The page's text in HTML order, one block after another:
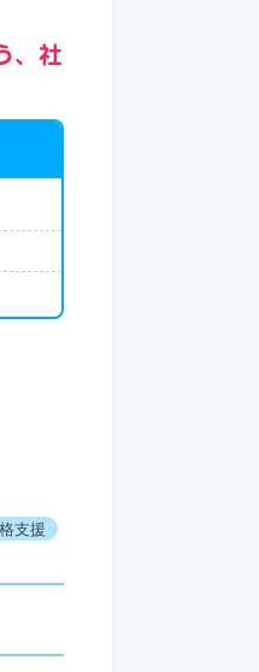
、社
支援